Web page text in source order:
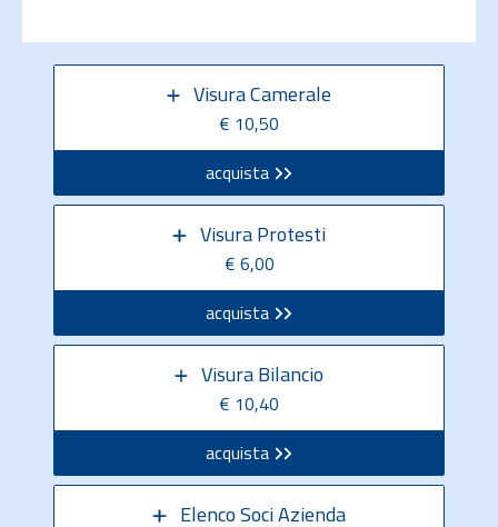
Visura Camerale
€ 10,50
acquista
Visura Protesti
€ 6,00
acquista
Visura Bilancio
€ 10,40
acquista
Elenco Soci Azienda